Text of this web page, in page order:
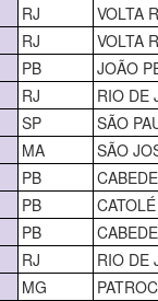
RJ
VOLTA
RJ
VOLTA
PB
JOÃO
RJ
RIO DE
SP
SÃO
MA
SÃO
PB
PB
PB
RJ
RIO DE
MG